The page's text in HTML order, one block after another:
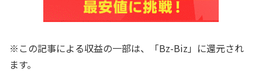
※この記事による収益の一部は、「Bz-Biz」に還元され
ます。